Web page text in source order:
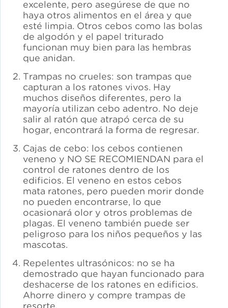
excelente, pero asegúrese de que no
haya otros alimentos en el área y que
esté limpia. Otros cebos como las bolas
de algodón y el papel triturado
funcionan muy bien para las hembras
que anidan.
Trampas no crueles: son trampas que
capturan a los ratones vivos. Hay
muchos diseños diferentes, pero la
mayoría utilizan cebo adentro. No deje
salir al ratón que atrapó cerca de su
hogar, encontrará la forma de regresar.
Cajas de cebo: los cebos contienen
veneno y NO SE RECOMIENDAN para el
control de ratones dentro de los
edificios. El veneno en estos cebos
mata ratones, pero pueden morir donde
no pueden encontrarse, lo que
ocasionará olor y otros problemas de
plagas. El veneno también puede ser
peligroso para los niños pequeños y las
mascotas.
Repelentes ultrasónicos: no se ha
demostrado que hayan funcionado para
deshacerse de los ratones en edificios.
Ahorre dinero y compre trampas de
resorte.